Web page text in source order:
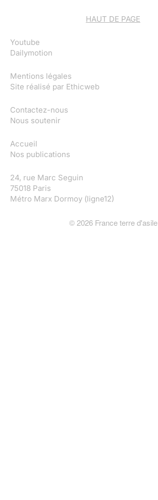
HAUT DE PAGE
Youtube
Dailymotion
Mentions légales
Site réalisé par Ethicweb
Contactez-nous
Nous soutenir
Accueil
Nos publications
24, rue Marc Seguin
75018 Paris
Métro Marx Dormoy (ligne12)
©2026France terre d'asile